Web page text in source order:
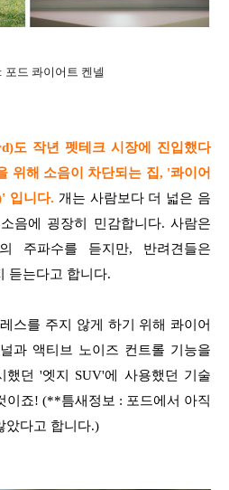
포드 콰이어트 켄넬
도 작년 펫테크 시장에 진입했다
위해 소음이 차단되는 집, '콰이어
입니다. 개는 사람보다 더 넓은 음
음에 굉장히 민감합니다. 사람은
의 주파수를 듣지만, 반려견들은
듣는다고 합니다.
스를 주지 않게 하기 위해 콰이어
과 액티브 노이즈 컨트롤 기능을
했던 '엣지 SUV'에 사용했던 기술
이죠! (**틈새정보 : 포드에서 아직
았다고 합니다.)